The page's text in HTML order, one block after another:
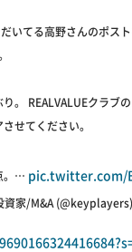
いてる高野さんのポス
。 REALVALUEクラブ
せてください。
。… pic.twitter.com/
資家/M&A (@keyplayers)